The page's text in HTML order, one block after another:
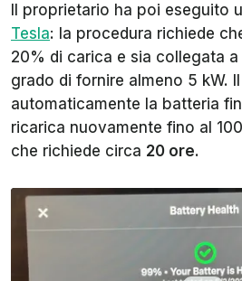
Il proprietario ha poi eseguito
Tesla: la procedura richiede
20% di carica e sia collegata a
grado di fornire almeno 5 kW.
automaticamente la batteria
ricarica nuovamente fino al
che richiede circa 20 ore.